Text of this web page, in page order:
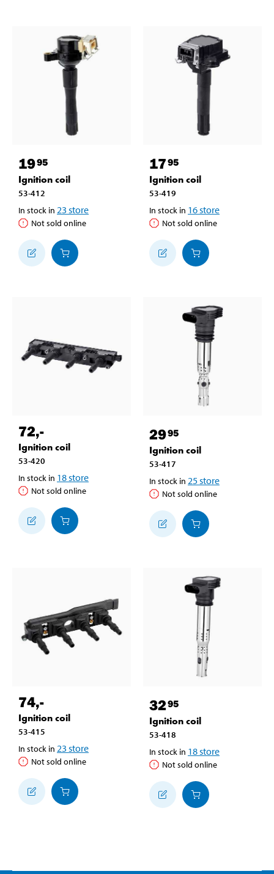
1995
Ignition coil
53-412
In stock in 23 store
Not sold online
1795
Ignition coil
53-419
In stock in 16store
Not sold online
72,-
Ignition coil
53-420
In stock in 18store
Not sold online
2995
Ignition coil
53-417
In stock in 25store
Not sold online
74,-
Ignition coil
53-415
In stock in 23 store
Not sold online
3295
Ignition coil
53-418
In stock in 18store
Not sold online